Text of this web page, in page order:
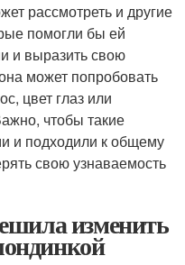
рассмотреть и другие
помогли бы ей
и выразить свою
может попробовать
цвет глаз или
чтобы такие
и подходили к общему
свою узнаваемость
изменить